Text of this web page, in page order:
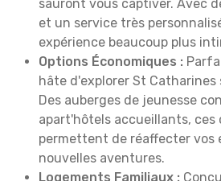
sauront vous captiver. Avec
et un service très
expérience beaucoup plus
Options Économiques :
hâte d'explorer St Catharines
Des auberges de jeunesse
apart'hôtels accueillants, ces
permettent de réaffecter vos
nouvelles aventures.
Logements Familiaux :